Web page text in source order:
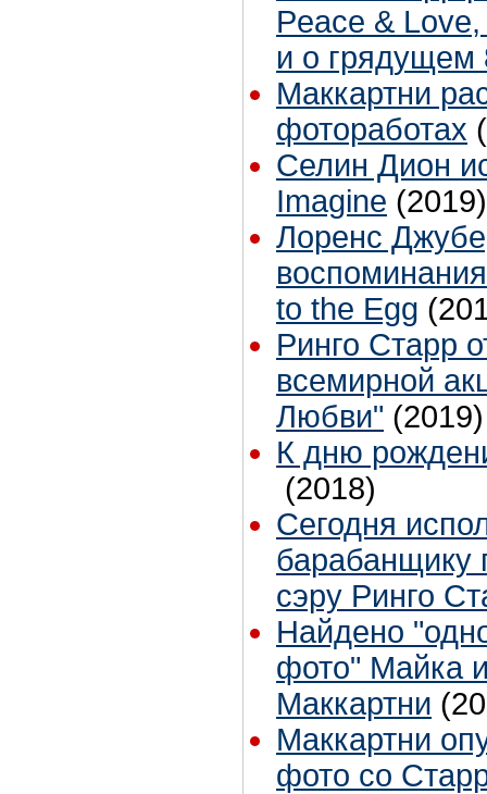
Peace &
и о грядущем
Маккартни
фотоработах
Селин Дион
Imagine (2019)
Лоренс
to the Egg
Ринго Старр
всемирной
Любви" (2019)
К дню
(2018)
Сегодня
барабанщику
сэру Ринго
Найдено
фото" Майка
Маккартни
Маккартни
фото со